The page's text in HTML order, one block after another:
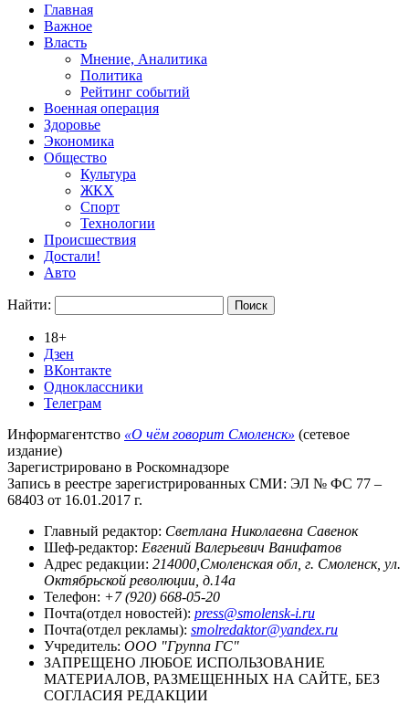
Главная
Важное
Власть
Мнение, Аналитика
Политика
Рейтинг событий
Военная операция
Здоровье
Экономика
Общество
Культура
ЖКХ
Спорт
Технологии
Происшествия
Достали!
Авто
Найти:
18+
Дзен
ВКонтакте
Одноклассники
Телеграм
Информагентство «О чём говорит Смоленск» (сетевое
издание)
Зарегистрировано в Роскомнадзоре
Запись в реестре зарегистрированных СМИ: ЭЛ № ФС 77 –
68403 от 16.01.2017 г.
Главный редактор: Светлана Николаевна Савенок
Шеф-редактор: Евгений Валерьевич Ванифатов
Адрес редакции: 214000,Смоленская обл, г. Смоленск, ул.
Октябрьской революции, д.14а
Телефон: +7 (920) 668-05-20
Почта(отдел новостей): press@smolensk-i.ru
Почта(отдел рекламы): smolredaktor@yandex.ru
Учредитель: ООО "Группа ГС"
ЗАПРЕЩЕНО ЛЮБОЕ ИСПОЛЬЗОВАНИЕ
МАТЕРИАЛОВ, РАЗМЕЩЕННЫХ НА САЙТЕ, БЕЗ
СОГЛАСИЯ РЕДАКЦИИ